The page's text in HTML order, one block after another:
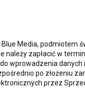
Media, podmiotem
zapłacić w
wprowadzenia
po złożeniu
przez